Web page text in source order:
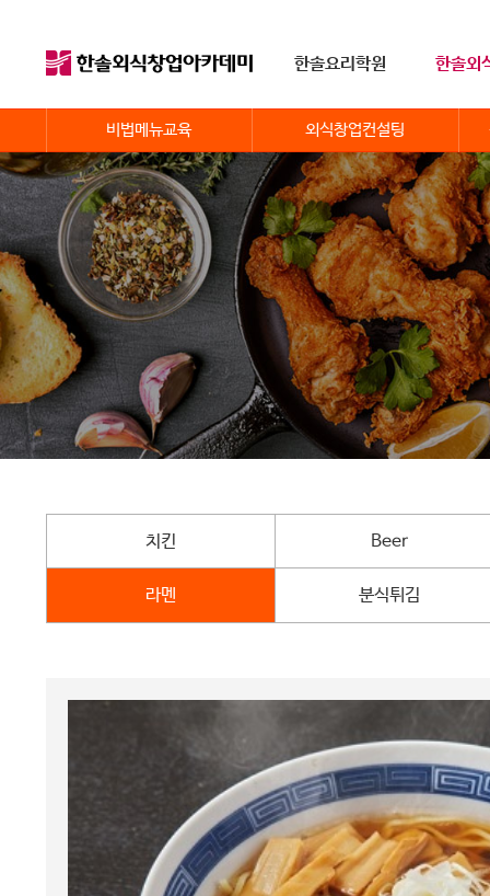
한솔요리학원 한솔외
비법메뉴교육 외식창업컨설팅
치킨 Beer
라멘 분식튀김